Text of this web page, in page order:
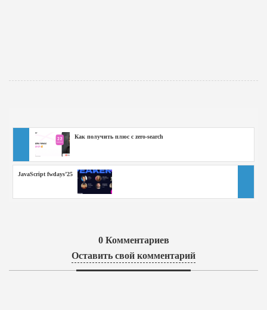
Как получить плюс с zero-search
JavaScript fwdays’25
0Комментариев
Оставить свой комментарий